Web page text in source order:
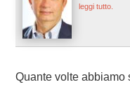
leggi tutto.
Quante volte abbiamo